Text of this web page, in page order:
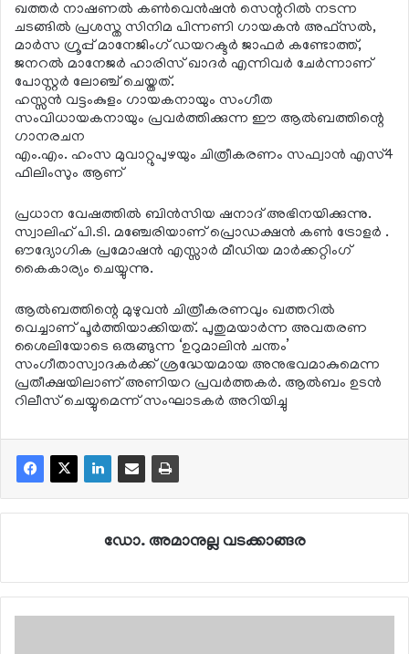
ഖത്തര്‍ നാഷണല്‍ കണ്‍വെന്‍ഷന്‍ സെന്ററില്‍ നടന്ന
ചടങ്ങില്‍ പ്രശസ്ത സിനിമ പിന്നണി ഗായകന്‍ അഫ്‌സല്‍,
മാര്‍സ ഗ്രൂപ്പ് മാനേജിംഗ് ഡയറക്ടര്‍ ജാഫര്‍ കണ്ടോത്ത്,
ജനറല്‍ മാനേജര്‍ ഹാരിസ് ഖാദര്‍ എന്നിവര്‍ ചേര്‍ന്നാണ്
പോസ്റ്റര്‍ ലോഞ്ച് ചെയ്തത്.
ഹസ്സന്‍ വട്ടംകുളം ഗായകനായും സംഗീത
സംവിധായകനായും പ്രവര്‍ത്തിക്കുന്ന ഈ ആല്‍ബത്തിന്റെ
ഗാനരചന
എം.എം. ഹംസ മുവാറ്റുപുഴയും ചിത്രീകരണം സഫ്വാന്‍ എസ്4
ഫിലിംസും ആണ്
പ്രധാന വേഷത്തില്‍ ബിന്‍സിയ ഷനാദ് അഭിനയിക്കുന്നു.
സ്വാലിഹ് പി.ടി. മഞ്ചേരിയാണ് പ്രൊഡക്ഷന്‍ കണ്‍ ട്രോളര്‍ .
ഔദ്യോഗിക പ്രമോഷന്‍ എസ്സാര്‍ മീഡിയ മാര്‍ക്കറ്റിംഗ്
കൈകാര്യം ചെയ്യുന്നു.
ആല്‍ബത്തിന്റെ മുഴുവന്‍ ചിത്രീകരണവും ഖത്തറില്‍
വെച്ചാണ് പൂര്‍ത്തിയാക്കിയത്. പുതുമയാര്‍ന്ന അവതരണ
ശൈലിയോടെ ഒരുങ്ങുന്ന ‘ഉറുമാലിന്‍ ചന്തം’
സംഗീതാസ്വാദകര്‍ക്ക് ശ്രദ്ധേയമായ അനുഭവമാകുമെന്ന
പ്രതീക്ഷയിലാണ് അണിയറ പ്രവര്‍ത്തകര്‍. ആല്‍ബം ഉടന്‍
റിലീസ് ചെയ്യുമെന്ന് സംഘാടകര്‍ അറിയിച്ചു
ഡോ. അമാനുല്ല വടക്കാങ്ങര